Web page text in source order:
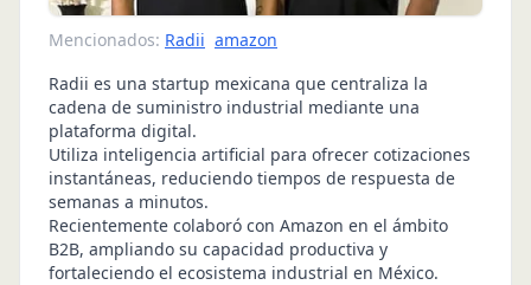
Mencionados: Radii amazon
Radii es una startup mexicana que centraliza la
cadena de suministro industrial mediante una
plataforma digital.
Utiliza inteligencia artificial para ofrecer cotizaciones
instantáneas, reduciendo tiempos de respuesta de
semanas a minutos.
Recientemente colaboró con Amazon en el ámbito
B2B, ampliando su capacidad productiva y
fortaleciendo el ecosistema industrial en México.